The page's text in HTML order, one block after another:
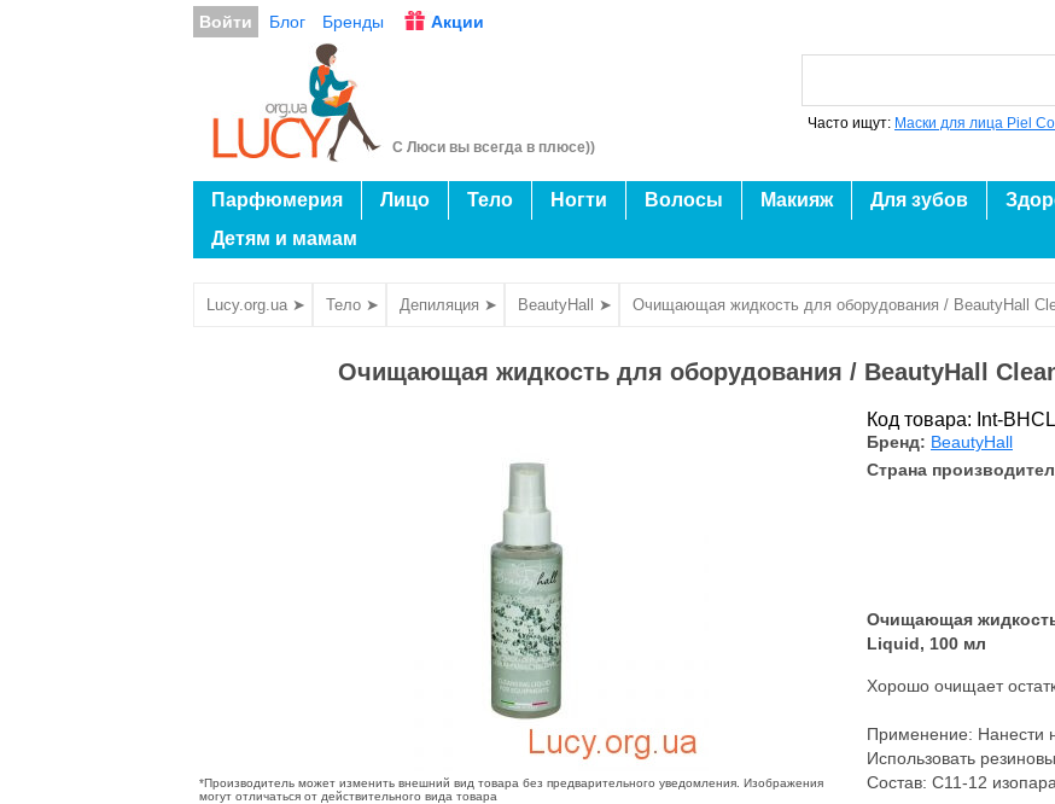
Войти Блог Бренды Акции
С Люси вы всегда в плюсе))
Часто ищут: Маски для лица Piel
Парфюмерия Лицо Тело Ногти Волосы Макияж Для зубов
Детям и мамам
Lucy.org.ua ➤ Тело ➤ Депиляция ➤ BeautyHall ➤ Очищающая жидкость для оборудования / BeautyHall
Очищающая жидкость для оборудования / BeautyHall
*Производитель может изменить внешний вид товара без предварительного уведомления. Изображения
могут отличаться от действительного вида товара
Код товара: Int-
Бренд: BeautyHall
Страна
Очищающая
Liquid, 100 мл
Хорошо очищает
Применение: Нанести
Использовать
Состав: C11-12